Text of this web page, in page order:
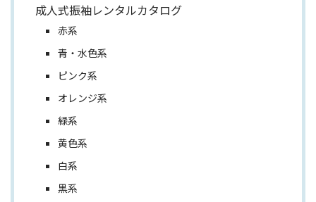
成人式振袖レンタルカタログ
赤系
青・水色系
ピンク系
オレンジ系
緑系
黄色系
白系
黒系